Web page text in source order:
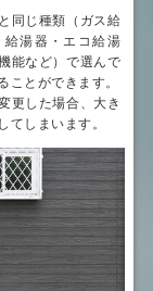
同じ種類（ガス給
湯器・エコ給湯
能など）で選んで
ことができます。
更した場合、大き
てしまいます。